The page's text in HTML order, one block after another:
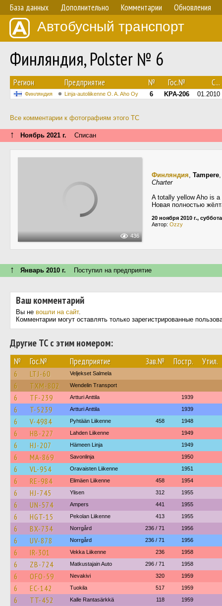
База данных Дополнительно Комментарии Обновления
Автобусный транспорт
Финляндия, Polster № 6
Регион Предприятие № Гос.№ С...
Финляндия Linja-autoliikenne O. A. Aho Oy 6 KPA-206 01.2010
Все комментарии к фотографиям этого ТС
↑ Ноябрь 2021 г. Списан
436
Финляндия, Tampere
Charter
A totally yellow Aho is a
Новая полностью
20 ноября 2010 г., суббота
Автор: Ozzy
↑ Январь 2010 г. Поступил на предприятие
Ваш комментарий
Вы не вошли на сайт.
Комментарии могут оставлять только зарегистрированные
Другие ТС с этим номером:
№ Гос.№ Предприятие Зав.№ Постр. Утил.
6 LTJ-60 Veljekset Salmela
6 TXM-802 Wendelin Transport
6 TF-239 Artturi Anttila 1939
6 T-5239 Artturi Anttila 1939
6 V-4984 Pyhtään Liikenne 458 1948
6 HB-227 Lahden Liikenne 1949
6 HJ-207 Hämeen Linja 1949
6 MA-869 Savonlinja 1950
6 VL-954 Oravaisten Liikenne 1951
6 RE-984 Elimäen Liikenne 458 1954
6 HJ-745 Ylisen 312 1955
6 UN-574 Ampers 441 1955
6 HGT-15 Pekolan Liikenne 413 1955
6 BX-734 Norrgård 236 / 71 1956
6 UV-878 Norrgård 236 / 71 1956
6 IR-301 Vekka Liikenne 236 1958
6 ZB-724 Matkustajain Auto 296 / 71 1958
6 OFO-59 Nevakivi 320 1959
6 EC-142 Tuokila 517 1959
6 TT-452 Kalle Rantasärkkä 118 1959